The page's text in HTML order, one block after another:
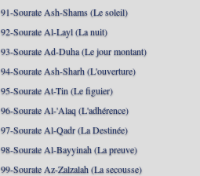
91-Sourate Ash-Shams (Le soleil)
92-Sourate Al-Layl (La nuit)
93-Sourate Ad-Duha (Le jour montant)
94-Sourate Ash-Sharh (L'ouverture)
95-Sourate At-Tin (Le figuier)
96-Sourate Al-'Alaq (L'adhérence)
97-Sourate Al-Qadr (La Destinée)
98-Sourate Al-Bayyinah (La preuve)
99-Sourate Az-Zalzalah (La secousse)